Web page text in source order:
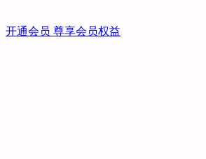
开通会员 尊享会员权益